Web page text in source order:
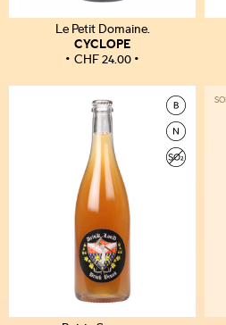
Le Petit Domaine.
CYCLOPE
CHF24.00